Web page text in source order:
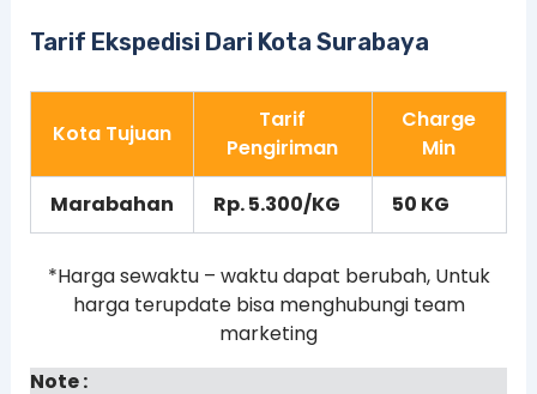
Tarif Ekspedisi Dari Kota Surabaya
Kota Tujuan
Tarif
Pengiriman
Charge
Min
Marabahan Rp. 5.300/KG 50 KG
*Harga sewaktu – waktu dapat berubah, Untuk
harga terupdate bisa menghubungi team
marketing
Note :